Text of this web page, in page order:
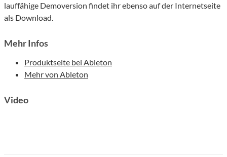
lauffähige Demoversion findet ihr ebenso auf der Internetseite
als Download.
Mehr Infos
Produktseite bei Ableton
Mehr von Ableton
Video